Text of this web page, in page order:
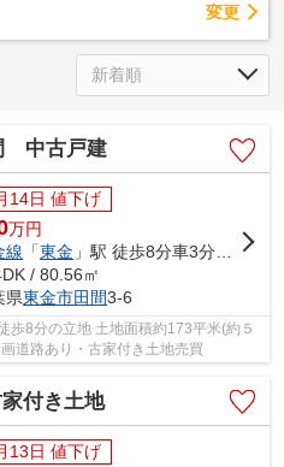
変更
中古戸建
14日 値下げ
万円
線 「東金 」駅 徒歩8分車3分 0.8km
/ 80.56㎡
県東金市田間3-6
歩8分の立地 土地面積約173平米(約５
道路あり・古家付き土地売買
付き土地
13日 値下げ